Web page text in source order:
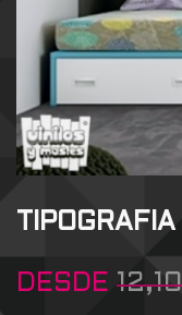
TIPOGRAFIA
DESDE